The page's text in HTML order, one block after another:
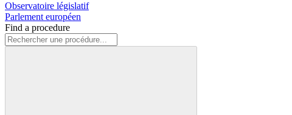
Observatoire législatif
Parlement européen
Find a procedure